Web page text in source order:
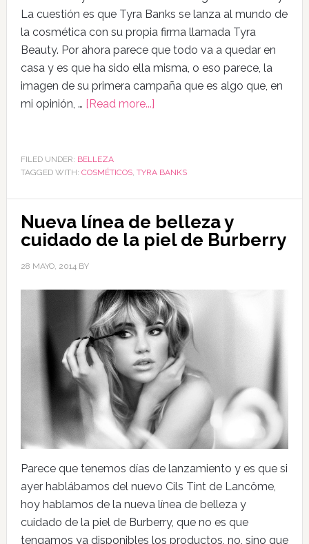
La cuestión es que Tyra Banks se lanza al mundo de
la cosmética con su propia firma llamada Tyra
Beauty. Por ahora parece que todo va a quedar en
casa y es que ha sido ella misma, o eso parece, la
imagen de su primera campaña que es algo que, en
mi opinión, … [Read more...]
FILED UNDER: BELLEZA
TAGGED WITH: COSMÉTICOS, TYRA BANKS
Nueva línea de belleza y
cuidado de la piel de Burberry
28 MAYO, 2014BY
Parece que tenemos días de lanzamiento y es que si
ayer hablábamos del nuevo Cils Tint de Lancôme,
hoy hablamos de la nueva línea de belleza y
cuidado de la piel de Burberry, que no es que
tengamos ya disponibles los productos, no, sino que